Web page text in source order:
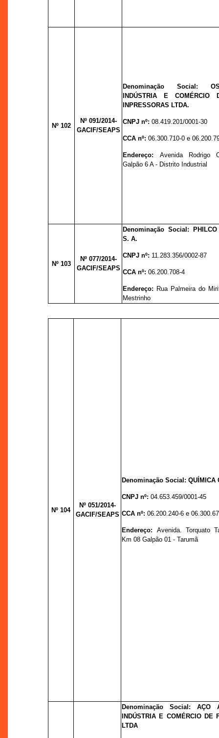
Nº 102
Nº 091/2014-
GACIF/SEAPS
Denominação Social:
INDÚSTRIA E COMÉRCIO
INPRESSORAS LTDA.
CNPJ nº:08.419.201/0001-30
CCA nº:06.300.710-0 e
Endereço: Avenida Rodrigo
Galpão 6 A - Distrito Industrial
Nº 103
Nº 077/2014-
GACIF/SEAPS
Denominação Social:
S. A.
CNPJ nº: 11.283.356/0002-87
CCA nº:06.200.708-4
Endereço: Rua Palmeira do
Mestrinho
Nº 104
Nº 051/2014-
GACIF/SEAPS
Denominação Social:QUÍMICA
CNPJ nº:04.653.459/0001-45
CCA nº:06.200.240-6 e
Endereço: Avenida. Torquato
Km 08 Galpão 01 - Tarumã
Denominação Social: AÇO
INDÚSTRIA E COMÉRCIO DE
LTDA